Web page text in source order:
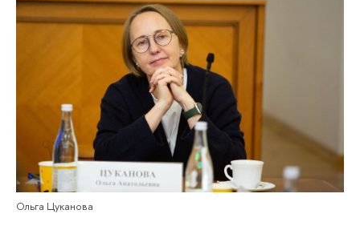
Ольга Цуканова